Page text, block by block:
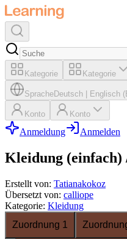
Kategorie Kategorie
SpracheDeutsch Englisch
Konto Konto
Anmeldung Anmelden
Kleidung (einfach)
Erstellt von: Tatianakokoz
Übersetzt von: calliope
Kategorie: Kleidung
Zuordnung 1